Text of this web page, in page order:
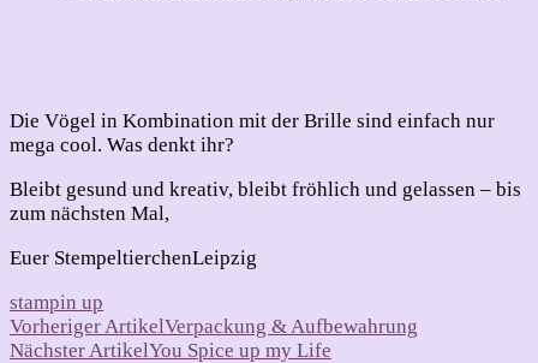
Die Vögel in Kombination mit der Brille sind einfach nur
mega cool. Was denkt ihr?
Bleibt gesund und kreativ, bleibt fröhlich und gelassen – bis
zum nächsten Mal,
Euer StempeltierchenLeipzig
stampin up
Beitragsnavigation
Vorheriger ArtikelVerpackung & Aufbewahrung
Nächster ArtikelYou Spice up my Life